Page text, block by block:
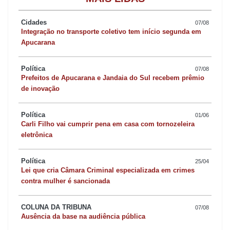
“Em razão disso, fizemos a votação de um projeto apenas,
apenas o projeto do Refis, e aprovamos esse projeto que
Câmara ficou feliz em poder votar o projeto do Refis. Nós já
tínhamos trazido essa necessidade por meio de requerimento, de
minha autoria inclusive, questionando isso para o prefeito”,
O projeto estabelecendo o programa foi aprovado por
unanimidade com nove votos a favor. O presidente da Casa não
vota nesse caso e o vereador Wellington Gentil (Agir) não
participou da sessão porque estava em outro compromisso fora
da cidade.
Líder do prefeito na Câmara, o vereador Moisés Tavares (PP),
Cidades 07/08
Integração no transporte coletivo tem início segunda em
Apucarana
Política 07/08
Prefeitos de Apucarana e Jandaia do Sul recebem prêmio
de inovação
Política 01/06
Carli Filho vai cumprir pena em casa com tornozeleira
eletrônica
Política 25/04
Lei que cria Câmara Criminal especializada em crimes
contra mulher é sancionada
COLUNA DA TRIBUNA 07/08
Ausência da base na audiência pública